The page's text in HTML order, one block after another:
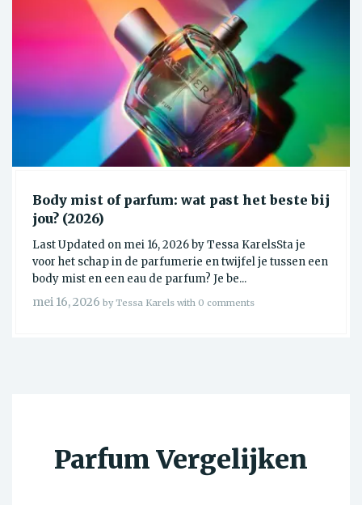
Body mist of parfum: wat past het beste bij
jou? (2026)
Last Updated on mei 16, 2026 by Tessa KarelsSta je
voor het schap in de parfumerie en twijfel je tussen een
body mist en een eau de parfum? Je be...
mei 16, 2026 by Tessa Karels with 0 comments
Parfum Vergelijken